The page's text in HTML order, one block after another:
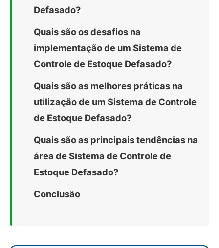
Defasado?
Quais são os desafios na
implementação de um Sistema de
Controle de Estoque Defasado?
Quais são as melhores práticas na
utilização de um Sistema de Controle
de Estoque Defasado?
Quais são as principais tendências na
área de Sistema de Controle de
Estoque Defasado?
Conclusão